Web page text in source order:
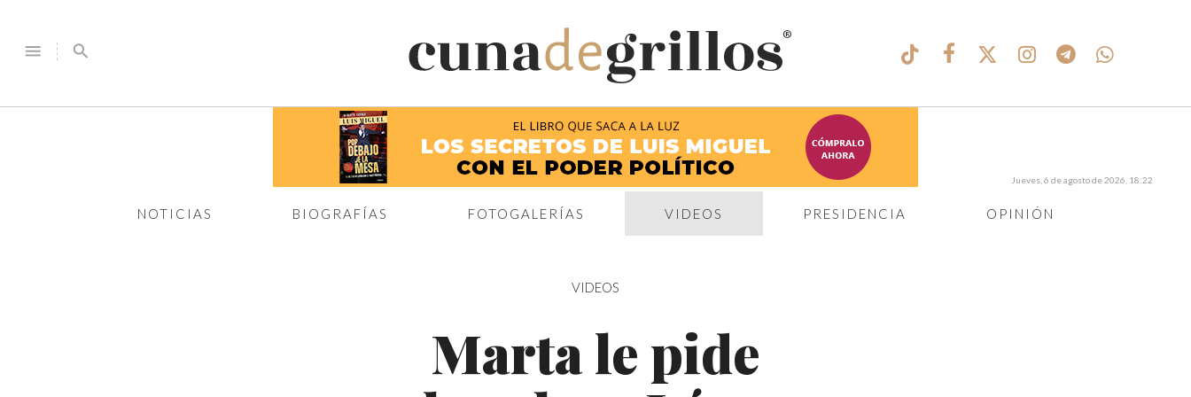
menu search
®
NOTICIAS BIOGRAFÍAS FOTOGALERÍAS VIDEOS PRESIDENCIA OPINIÓN
Jueves, 6 de agosto de 2026, 18:22
VIDEOS
Marta le pide